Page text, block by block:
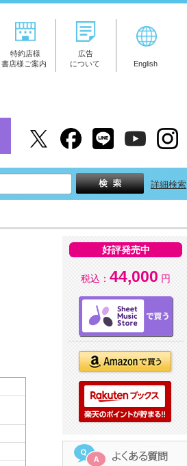
特約店様
書店様ご案内
広告
について
English
詳細検索
好評発売中
税込： 44,000 円